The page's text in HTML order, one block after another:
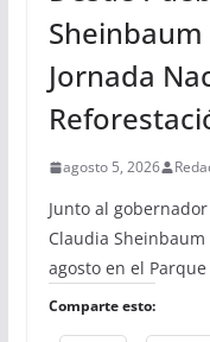
Jornada
agosto 5, 2026
Junto al
Claudia
agosto en el
Comparte esto: